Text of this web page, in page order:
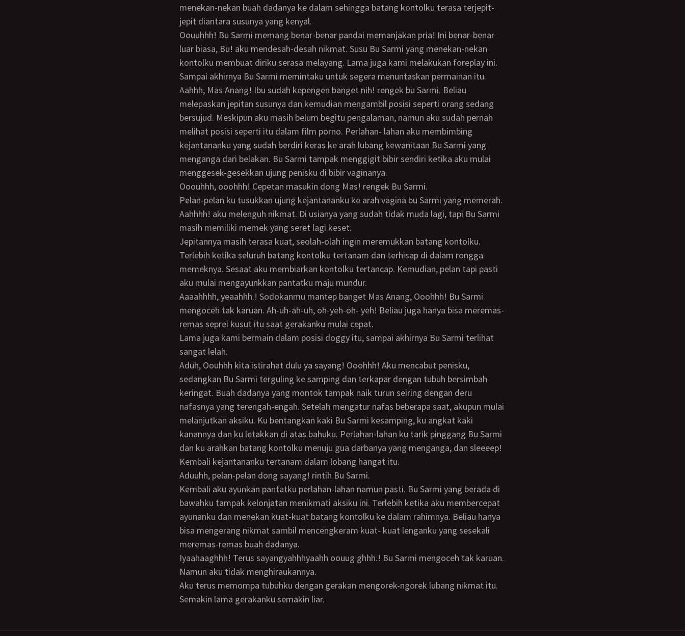
menekan-nekan buah dadanya ke dalam sehingga batang kontolku terasa terjepit-
jepit diantara susunya yang kenyal.
Oouuhhh! Bu Sarmi memang benar-benar pandai memanjakan pria! Ini benar-benar
luar biasa, Bu! aku mendesah-desah nikmat. Susu Bu Sarmi yang menekan-nekan
kontolku membuat diriku serasa melayang. Lama juga kami melakukan foreplay ini.
Sampai akhirnya Bu Sarmi memintaku untuk segera menuntaskan permainan itu.
Aahhh, Mas Anang! Ibu sudah kepengen banget nih! rengek bu Sarmi. Beliau
melepaskan jepitan susunya dan kemudian mengambil posisi seperti orang sedang
bersujud. Meskipun aku masih belum begitu pengalaman, namun aku sudah pernah
melihat posisi seperti itu dalam film porno. Perlahan- lahan aku membimbing
kejantananku yang sudah berdiri keras ke arah lubang kewanitaan Bu Sarmi yang
menganga dari belakan. Bu Sarmi tampak menggigit bibir sendiri ketika aku mulai
menggesek-gesekkan ujung penisku di bibir vaginanya.
Ooouhhh, ooohhh! Cepetan masukin dong Mas! rengek Bu Sarmi.
Pelan-pelan ku tusukkan ujung kejantananku ke arah vagina bu Sarmi yang memerah.
Aahhhh! aku melenguh nikmat. Di usianya yang sudah tidak muda lagi, tapi Bu Sarmi
masih memiliki memek yang seret lagi keset.
Jepitannya masih terasa kuat, seolah-olah ingin meremukkan batang kontolku.
Terlebih ketika seluruh batang kontolku tertanam dan terhisap di dalam rongga
memeknya. Sesaat aku membiarkan kontolku tertancap. Kemudian, pelan tapi pasti
aku mulai mengayunkkan pantatku maju mundur.
Aaaahhhh, yeaahhh.! Sodokanmu mantep banget Mas Anang, Ooohhh! Bu Sarmi
mengoceh tak karuan. Ah-uh-ah-uh, oh-yeh-oh- yeh! Beliau juga hanya bisa meremas-
remas seprei kusut itu saat gerakanku mulai cepat.
Lama juga kami bermain dalam posisi doggy itu, sampai akhirnya Bu Sarmi terlihat
sangat lelah.
Aduh, Oouhhh kita istirahat dulu ya sayang! Ooohhh! Aku mencabut penisku,
sedangkan Bu Sarmi terguling ke samping dan terkapar dengan tubuh bersimbah
keringat. Buah dadanya yang montok tampak naik turun seiring dengan deru
nafasnya yang terengah-engah. Setelah mengatur nafas beberapa saat, akupun mulai
melanjutkan aksiku. Ku bentangkan kaki Bu Sarmi kesamping, ku angkat kaki
kanannya dan ku letakkan di atas bahuku. Perlahan-lahan ku tarik pinggang Bu Sarmi
dan ku arahkan batang kontolku menuju gua darbanya yang menganga, dan sleeeep!
Kembali kejantananku tertanam dalam lobang hangat itu.
Aduuhh, pelan-pelan dong sayang! rintih Bu Sarmi.
Kembali aku ayunkan pantatku perlahan-lahan namun pasti. Bu Sarmi yang berada di
bawahku tampak kelonjatan menikmati aksiku ini. Terlebih ketika aku membercepat
ayunanku dan menekan kuat-kuat batang kontolku ke dalam rahimnya. Beliau hanya
bisa mengerang nikmat sambil mencengkeram kuat- kuat lenganku yang sesekali
meremas-remas buah dadanya.
Iyaahaaghhh! Terus sayangyahhhyaahh oouug ghhh.! Bu Sarmi mengoceh tak karuan.
Namun aku tidak menghiraukannya.
Aku terus memompa tubuhku dengan gerakan mengorek-ngorek lubang nikmat itu.
Semakin lama gerakanku semakin liar.